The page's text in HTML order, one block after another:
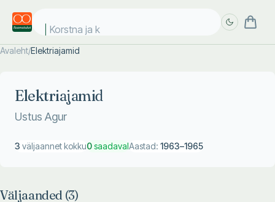
Korstna ja kü
Avaleht/Elektriajamid
Elektriajamid
Ustus Agur
3 väljaannet kokku0saadavalAastad: 1963–1965
Väljaanded (3)